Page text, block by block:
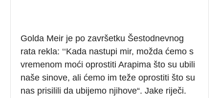
Golda Meir je po završetku Šestodnevnog
rata rekla: ‘‘Kada nastupi mir, možda ćemo s
vremenom moći oprostiti Arapima što su ubili
naše sinove, ali ćemo im teže oprostiti što su
nas prisilili da ubijemo njihove“. Jake riječi.